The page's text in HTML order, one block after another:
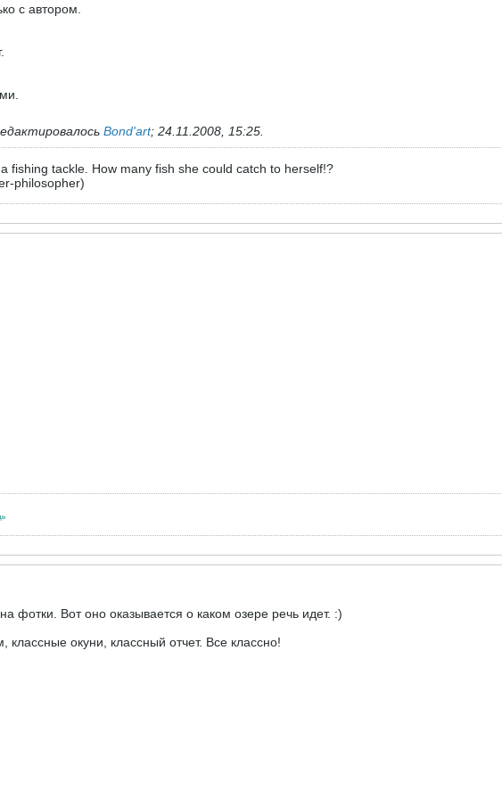
с автором.
Bond'art; 24.11.2008, 15:25
fishing tackle. How many fish she could catch to herself!?
philosopher)
фотки. Вот оно оказывается о каком озере речь идет. :)
классные окуни, классный отчет. Все классно!